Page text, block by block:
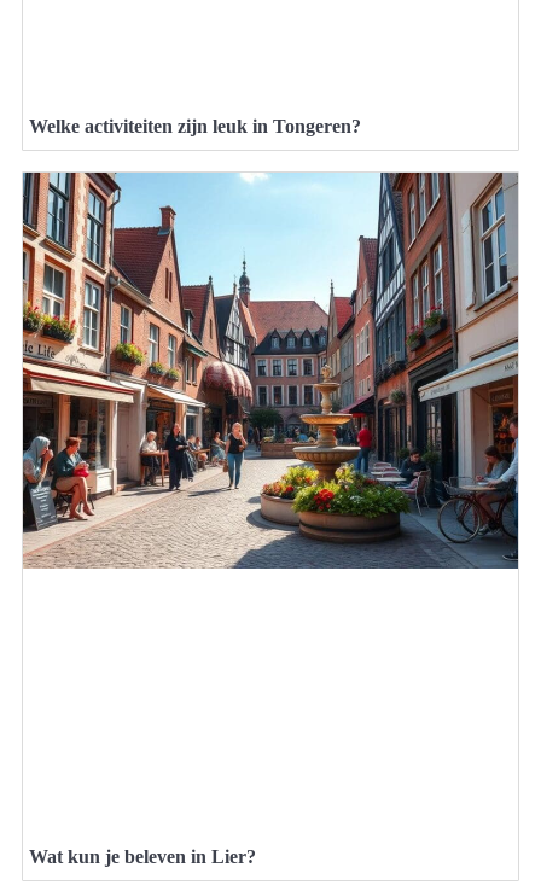
Welke activiteiten zijn leuk in Tongeren?
Wat kun je beleven in Lier?